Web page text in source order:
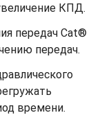
КПД.
передач Cat®
передач.
времени.